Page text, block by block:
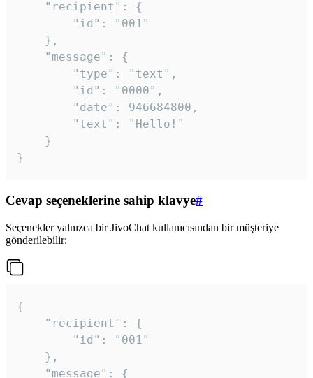
}
Cevap seçeneklerine sahip klavye#
Seçenekler yalnızca bir JivoChat kullanıcısından bir müşteriye
gönderilebilir:
{